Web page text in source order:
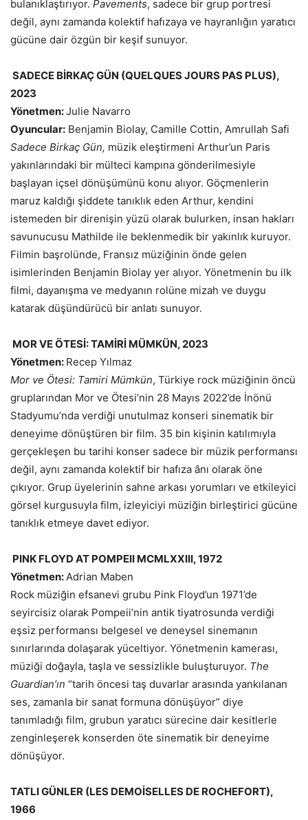
bulanıklaştırıyor. Pavements, sadece bir grup portresi
değil, aynı zamanda kolektif hafızaya ve hayranlığın yaratıcı
gücüne dair özgün bir keşif sunuyor.
SADECE BİRKAÇ GÜN (QUELQUES JOURS PAS PLUS),
2023
Yönetmen:Julie Navarro
Oyuncular: Benjamin Biolay, Camille Cottin, Amrullah Safi
Sadece Birkaç Gün, müzik eleştirmeni Arthur’un Paris
yakınlarındaki bir mülteci kampına gönderilmesiyle
başlayan içsel dönüşümünü konu alıyor. Göçmenlerin
maruz kaldığı şiddete tanıklık eden Arthur, kendini
istemeden bir direnişin yüzü olarak bulurken, insan hakları
savunucusu Mathilde ile beklenmedik bir yakınlık kuruyor.
Filmin başrolünde, Fransız müziğinin önde gelen
isimlerinden Benjamin Biolay yer alıyor. Yönetmenin bu ilk
filmi, dayanışma ve medyanın rolüne mizah ve duygu
katarak düşündürücü bir anlatı sunuyor.
MOR VE ÖTESİ: TAMİRİ MÜMKÜN, 2023
Yönetmen: Recep Yılmaz
Mor ve Ötesi: Tamiri Mümkün, Türkiye rock müziğinin öncü
gruplarından Mor ve Ötesi’nin 28 Mayıs 2022’de İnönü
Stadyumu’nda verdiği unutulmaz konseri sinematik bir
deneyime dönüştüren bir film. 35 bin kişinin katılımıyla
gerçekleşen bu tarihi konser sadece bir müzik performansı
değil, aynı zamanda kolektif bir hafıza ânı olarak öne
çıkıyor. Grup üyelerinin sahne arkası yorumları ve etkileyici
görsel kurgusuyla film, izleyiciyi müziğin birleştirici gücüne
tanıklık etmeye davet ediyor.
PINK FLOYD AT POMPEII MCMLXXIII, 1972
Yönetmen:Adrian Maben
Rock müziğin efsanevi grubu Pink Floyd’un 1971’de
seyircisiz olarak Pompeii’nin antik tiyatrosunda verdiği
eşsiz performansı belgesel ve deneysel sinemanın
sınırlarında dolaşarak yüceltiyor. Yönetmenin kamerası,
müziği doğayla, taşla ve sessizlikle buluşturuyor. The
Guardian’ın “tarih öncesi taş duvarlar arasında yankılanan
ses, zamanla bir sanat formuna dönüşüyor” diye
tanımladığı film, grubun yaratıcı sürecine dair kesitlerle
zenginleşerek konserden öte sinematik bir deneyime
dönüşüyor.
TATLI GÜNLER (LES DEMOİSELLES DE ROCHEFORT),
1966